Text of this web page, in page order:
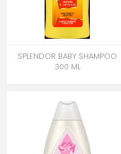
SPLENDOR BABY SHAMPOO
300 ML